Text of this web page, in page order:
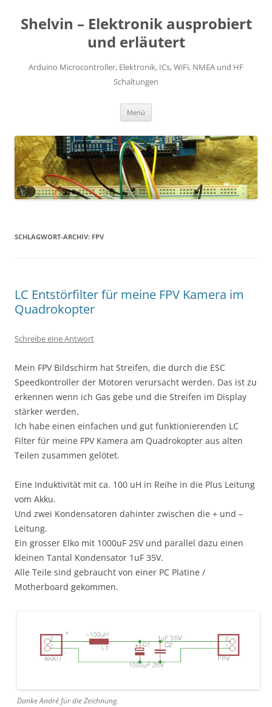
springen
Shelvin – Elektronik ausprobiert
und erläutert
Arduino Microcontroller, Elektronik, ICs, WiFi, NMEA und HF
Schaltungen
Menü
SCHLAGWORT-ARCHIV: FPV
LC Entstörfilter für meine FPV Kamera im
Quadrokopter
Schreibe eine Antwort
Mein FPV Bildschirm hat Streifen, die durch die ESC
Speedkontroller der Motoren verursacht werden. Das ist zu
erkennen wenn ich Gas gebe und die Streifen im Display
stärker werden.
Ich habe einen einfachen und gut funktionierenden LC
Filter für meine FPV Kamera am Quadrokopter aus alten
Teilen zusammen gelötet.
Eine Induktivität mit ca. 100 uH in Reihe in die Plus Leitung
vom Akku.
Und zwei Kondensatoren dahinter zwischen die + und –
Leitung.
Ein grosser Elko mit 1000uF 25V und parallel dazu einen
kleinen Tantal Kondensator 1uF 35V.
Alle Teile sind gebraucht von einer PC Platine /
Motherboard gekommen.
Danke André für die Zeichnung.